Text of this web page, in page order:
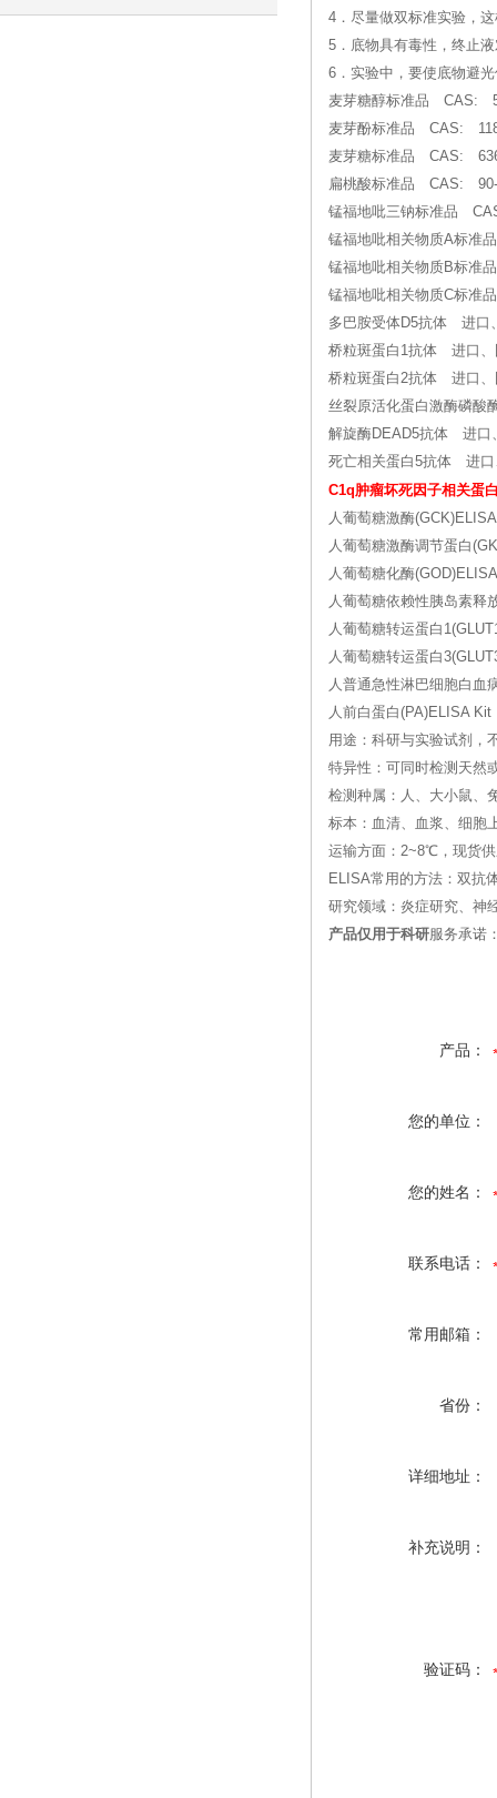
4．尽量做双标准实验，
5．底物具有毒性，终止
6．实验中，要使底物避
麦芽糖醇标准品 CAS:
麦芽酚标准品 CAS:
麦芽糖标准品 CAS:
扁桃酸标准品 CAS:
锰福地吡三钠标准品
锰福地吡相关物质A
锰福地吡相关物质B
锰福地吡相关物质C
多巴胺受体D5抗体 进口
桥粒斑蛋白1抗体 进口、
桥粒斑蛋白2抗体 进口、
丝裂原活化蛋白激酶磷
解旋酶DEAD5抗体 进口
死亡相关蛋白5抗体 进口
C1q肿瘤坏死因子相关蛋
人葡萄糖激酶
人葡萄糖激酶调节蛋白
人葡萄糖化酶
人葡萄糖依赖性胰岛素释
人葡萄糖转运蛋白
人葡萄糖转运蛋白
人普通急性淋巴细胞白血
人前白蛋白(PA)ELISA Kit
用途：科研与实验试剂，
特异性：可同时检测天然
检测种属：人、大小鼠、
标本：血清、血浆、细胞
运输方面：2~8℃，现货
ELISA常用的方法：双抗
研究领域：炎症研究、神
产品仅用于科研服务承诺
产品：
您的单位：
您的姓名：
联系电话：
常用邮箱：
省份：
详细地址：
补充说明：
验证码：